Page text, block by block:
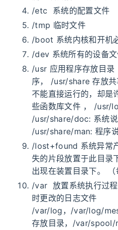
/etc 系统的配置文件
/tmp 临时文件
/boot 系统内核和开机
/dev 系统所有的设备
/usr 应用程序存放目
序， /usr/share 存放
不能直接运行的，却是
些函数库文件 ， /usr/
/usr/share/doc: 系统说
/usr/share/man: 程序
/lost+found 系统异常
失的片段放置于此目录
出现在装置目录下。 （
/var 放置系统执行过
时更改的日志文件
/var/log，/var/log/
存放目录，/var/spool/